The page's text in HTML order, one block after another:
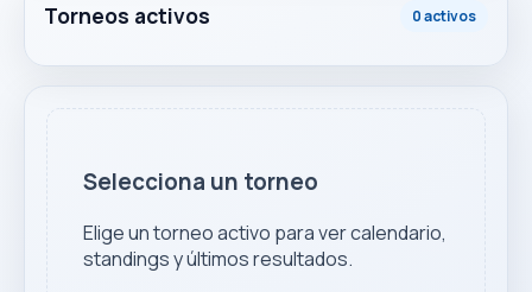
Torneos activos 0 activos
Selecciona un torneo
Elige un torneo activo para ver calendario,
standings y últimos resultados.